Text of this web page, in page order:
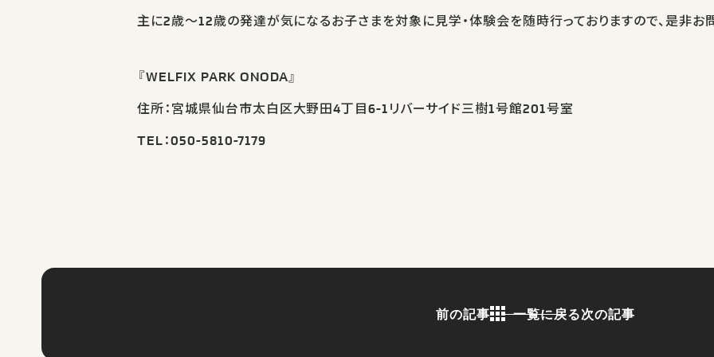
主に2歳～12歳の発達が気になるお子さまを対象に見学・体験会を随時行っておりますので、是非お
『WELFIX PARK ONODA』
住所：宮城県仙台市太白区大野田4丁目6-1リバーサイド三樹1号館201号室
TEL：050-5810-7179
前の記事 一覧に戻る次の記事